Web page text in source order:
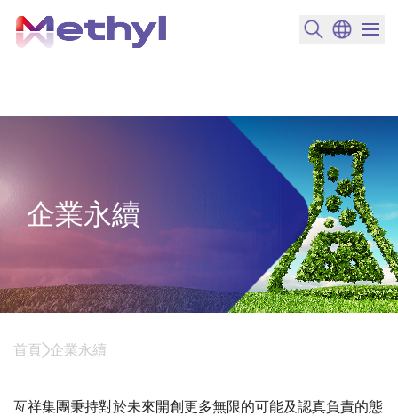
搜尋產品
變更語言
選單
企業永續
首頁 企業永續
亙祥集團秉持對於未來開創更多無限的可能及認真負責的態